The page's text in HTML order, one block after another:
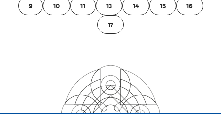
9
10 11 13 14 15
16
17